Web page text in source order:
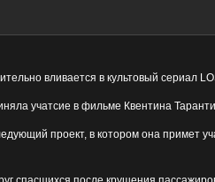
вливается в культовый сериал
учатсие в фильме Квентина
проект, в котором она примет